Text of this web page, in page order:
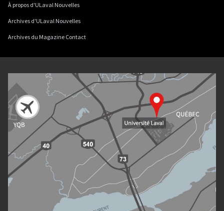
À propos d'ULaval Nouvelles
Archives d'ULaval Nouvelles
Archives du Magazine Contact